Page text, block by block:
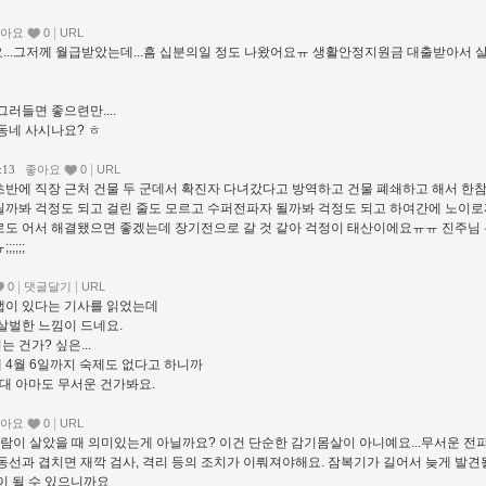
요 0 URL
그저께 월급받았는데...흠 십분의일 정도 나왔어요ㅠ 생활안정지원금 대출받아서
러들면 좋으련만....
네 사시나요? ㅎ
좋아요 0 URL
반에 직장 근처 건물 두 군데서 확진자 다녀갔다고 방역하고 건물 폐쇄하고 해서 한
봐 걱정도 되고 걸린 줄도 모르고 수퍼전파자 될까봐 걱정도 되고 하여간에 노이
어서 해결됐으면 좋겠는데 장기전으로 갈 것 같아 걱정이 태산이에요ㅠㅠ 진주님
;;;;;;
0 댓글달기 URL
있다는 기사를 읽었는데
벌한 느낌이 드네요.
건가? 싶은...
월 6일까지 숙제도 없다고 하니까
아마도 무서운 건가봐요.
요 0 URL
이 살았을 때 의미있는게 아닐까요? 이건 단순한 감기몸살이 아니예요...무서운 전
선과 겹치면 재깍 검사, 격리 등의 조치가 이뤄져야해요. 잠복기가 길어서 늦게 발견
될 수 있으니까요